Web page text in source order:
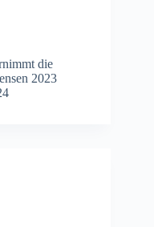
die
2023